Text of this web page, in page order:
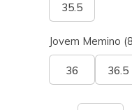
35.5
Jovem Memino
36 36.5